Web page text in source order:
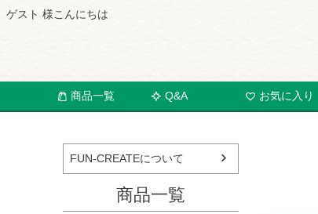
ゲスト 様こんにちは
商品一覧 Q&A お気に入り
FUN-CREATEについて
商品一覧